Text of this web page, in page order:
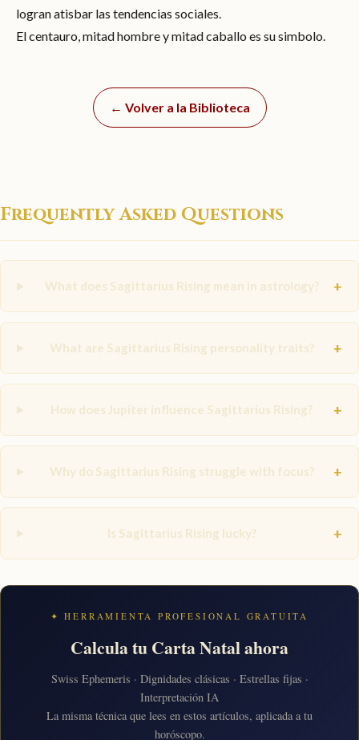
logran atisbar las tendencias sociales.
El centauro, mitad hombre y mitad caballo es su simbolo.
← Volver a la Biblioteca
Frequently Asked Questions
What does Sagittarius Rising mean in astrology? +
What are Sagittarius Rising personality traits? +
How does Jupiter influence Sagittarius Rising? +
Why do Sagittarius Rising struggle with focus? +
Is Sagittarius Rising lucky? +
✦ HERRAMIENTA PROFESIONAL GRATUITA
Calcula tu Carta Natal ahora
Swiss Ephemeris · Dignidades clásicas · Estrellas fijas ·
Interpretación IA
La misma técnica que lees en estos artículos, aplicada a tu
horóscopo.